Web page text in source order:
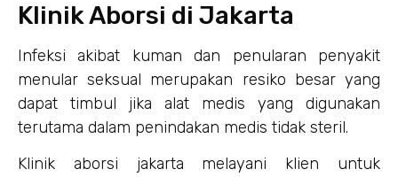
Klinik Aborsi di Jakarta
Infeksi akibat kuman dan penularan penyakit
menular seksual merupakan resiko besar yang
dapat timbul jika alat medis yang digunakan
terutama dalam penindakan medis tidak steril.
Klinik aborsi jakarta melayani klien untuk